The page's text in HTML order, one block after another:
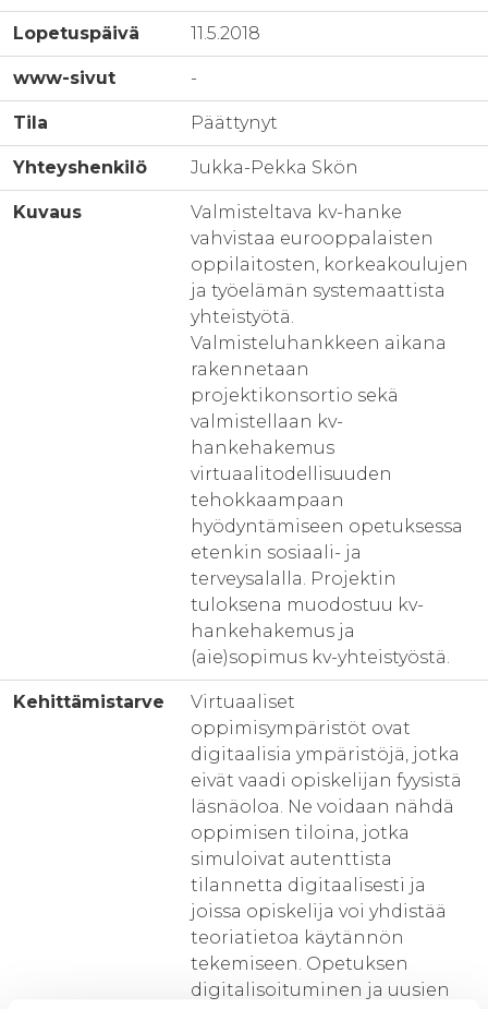
Lopetuspäivä 11.5.2018
www-sivut -
Tila Päättynyt
Yhteyshenkilö Jukka-Pekka Skön
Kuvaus
Valmisteltava kv-hanke
vahvistaa eurooppalaisten
oppilaitosten, korkeakoulujen
ja työelämän systemaattista
yhteistyötä.
Valmisteluhankkeen aikana
rakennetaan
projektikonsortio sekä
valmistellaan kv-
hankehakemus
virtuaalitodellisuuden
tehokkaampaan
hyödyntämiseen opetuksessa
etenkin sosiaali- ja
terveysalalla. Projektin
tuloksena muodostuu kv-
hankehakemus ja
(aie)sopimus kv-yhteistyöstä.
Kehittämistarve
Virtuaaliset
oppimisympäristöt ovat
digitaalisia ympäristöjä, jotka
eivät vaadi opiskelijan fyysistä
läsnäoloa. Ne voidaan nähdä
oppimisen tiloina, jotka
simuloivat autenttista
tilannetta digitaalisesti ja
joissa opiskelija voi yhdistää
teoriatietoa käytännön
tekemiseen. Opetuksen
digitalisoituminen ja uusien